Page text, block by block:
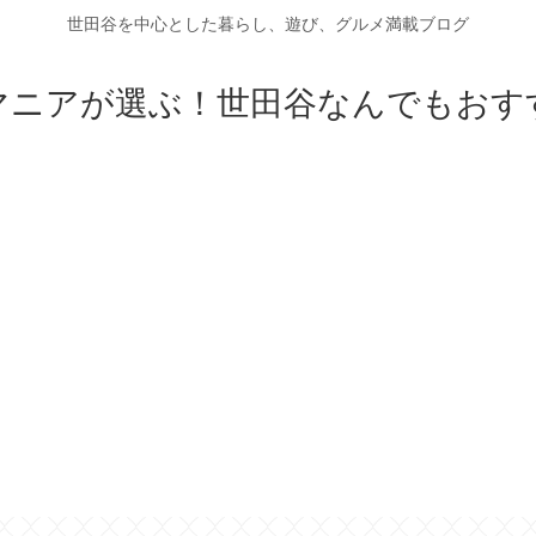
世田谷を中心とした暮らし、遊び、グルメ満載ブログ
ニアが選ぶ！世田谷なんでもおす